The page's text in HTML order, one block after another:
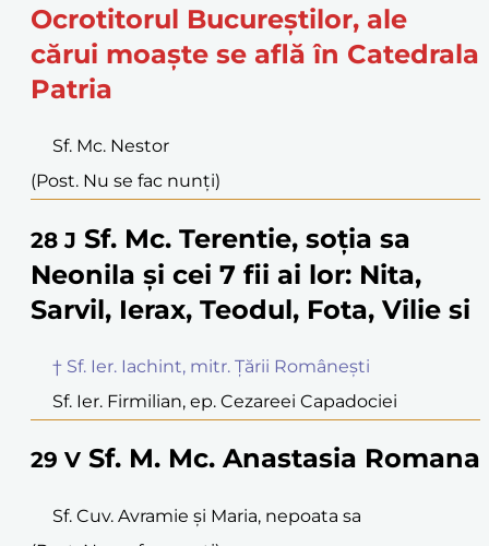
Ocrotitorul Bucureștilor, ale
cărui moaște se află în Catedrala
Patria
Sf. Mc. Nestor
(Post. Nu se fac nunți)
28 J Sf. Mc. Terentie, soția sa
Neonila și cei 7 fii ai lor: Nita,
Sarvil, Ierax, Teodul, Fota, Vilie si
† Sf. Ier. Iachint, mitr. Țării Românești
Sf. Ier. Firmilian, ep. Cezareei Capadociei
29 V Sf. M. Mc. Anastasia Romana
Sf. Cuv. Avramie și Maria, nepoata sa